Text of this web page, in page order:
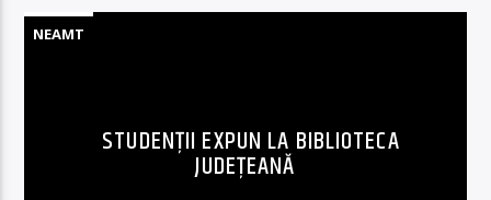
NEAMT
STUDENȚII EXPUN LA BIBLIOTECA
JUDEȚEANĂ